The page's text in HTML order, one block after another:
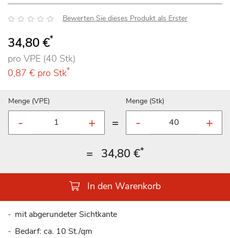
Bewertung: Bewerten Sie dieses Produkt als Erster
34,80 €*
pro VPE (40 Stk)
0,87 € pro Stk*
Menge (VPE)
=
Menge (Stk)
= 34,80 €*
In den Warenkorb
mit abgerundeter Sichtkante
Bedarf: ca. 10 St./qm